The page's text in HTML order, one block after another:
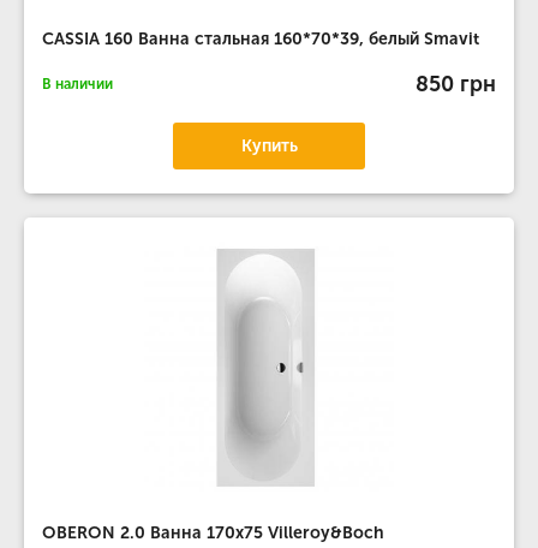
CASSIA 160 Ванна стальная 160*70*39, белый Smavit
В наличии 850 грн
Купить
OBERON 2.0 Ванна 170х75 Villeroy&Boch